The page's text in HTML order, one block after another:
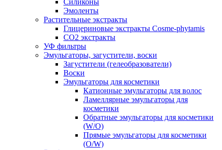
Силиконы
Эмоленты
Растительные экстракты
Глицериновые экстракты Cosme-phytamis
СО2 экстракты
УФ фильтры
Эмульгаторы, загустители, воски
Загустители (гелеобразователи)
Воски
Эмульгаторы для косметики
Катионные эмульгаторы для волос
Ламеллярные эмульгаторы для
косметики
Обратные эмульгаторы для косметики
(W/O)
Прямые эмульгаторы для косметики
(O/W)